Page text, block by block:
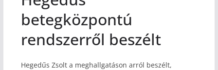
betegközpontú
rendszerről beszélt
Hegedűs Zsolt a meghallgatáson arról beszélt,